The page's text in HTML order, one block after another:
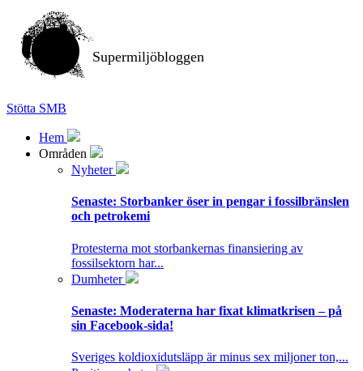
Supermiljöbloggen
Stötta SMB
Hem
Områden
Nyheter
Senaste: Storbanker öser in pengar i fossilbränslen
och petrokemi
Protesterna mot storbankernas finansiering av
fossilsektorn har...
Dumheter
Senaste: Moderaterna har fixat klimatkrisen – på
sin Facebook-sida!
Sveriges koldioxidutsläpp är minus sex miljoner ton,...